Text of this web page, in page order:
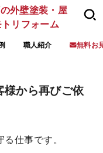
職人紹介 無料お
様から再びご依
仕事です。